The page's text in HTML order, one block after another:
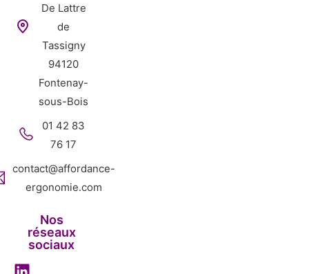
De Lattre
de
Tassigny
94120
Fontenay-
sous-Bois
01 42 83
76 17
contact@affordance-
ergonomie.com
Nos
réseaux
sociaux